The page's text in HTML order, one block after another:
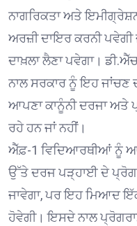
ਨਾਗਰਿਕਤਾ ਅਤੇ
ਅਰਜ਼ੀ ਦਾਇਰ ਕਰਨੀ ਪਵੇਗੀ
ਦਾਖ਼ਲਾ ਲੈਣਾ ਪਵੇਗਾ।
ਨਾਲ ਸਰਕਾਰ ਨੂੰ ਇਹ ਜਾਂਚਣ
ਆਪਣਾ ਕਾਨੂੰਨੀ ਦਰਜਾ ਅਤੇ
ਰਹੇ ਹਨ ਜਾਂ ਨਹੀਂ।
ਐੱਫ਼-1 ਵਿਦਿਆਰਥੀਆਂ ਨੂੰ
ਉੱਤੇ ਦਰਜ ਪੜ੍ਹਾਈ ਦੇ
ਜਾਵੇਗਾ, ਪਰ ਇਹ ਮਿਆਦ
ਹੋਵੇਗੀ। ਇਸਦੇ ਨਾਲ